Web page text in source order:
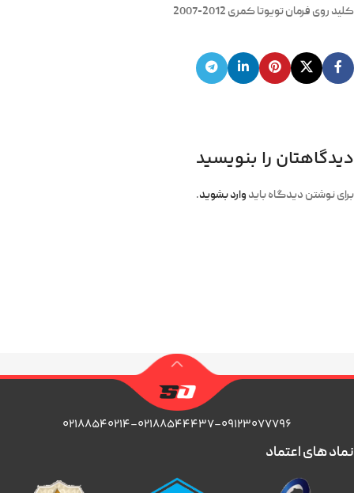
کلید روی فرمان تویوتا کمری 2012-2007
دیدگاهتان را بنویسید
برای نوشتن دیدگاه باید وارد بشوید.
۰۲۱۸۸۵۴۰۲۱۴-۰۲۱۸۸۵۴۴۴۳۷-۰۹۱۲۳۰۷۷۷۹۶
نماد های اعتماد